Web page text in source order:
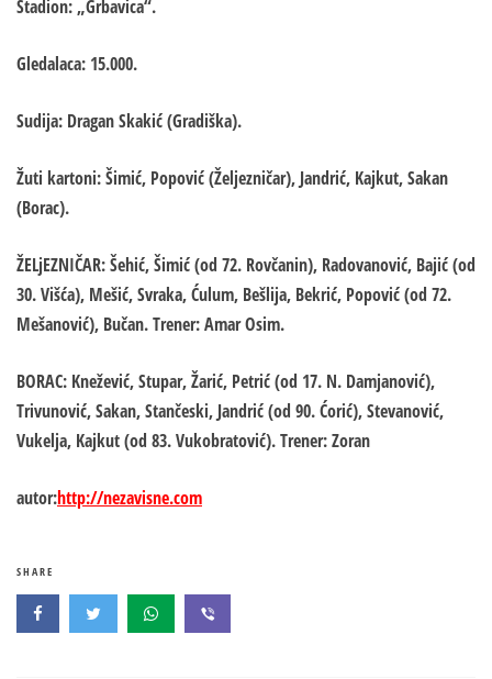
Stadion: „Grbavica“.
Gledalaca: 15.000.
Sudija: Dragan Skakić (Gradiška).
Žuti kartoni: Šimić, Popović (Željezničar), Jandrić, Kajkut, Sakan
(Borac).
ŽELjEZNIČAR: Šehić, Šimić (od 72. Rovčanin), Radovanović, Bajić (od
30. Višća), Mešić, Svraka, Ćulum, Bešlija, Bekrić, Popović (od 72.
Mešanović), Bučan. Trener: Amar Osim.
BORAC: Knežević, Stupar, Žarić, Petrić (od 17. N. Damjanović),
Trivunović, Sakan, Stančeski, Jandrić (od 90. Ćorić), Stevanović,
Vukelja, Kajkut (od 83. Vukobratović). Trener: Zoran
autor:http://nezavisne.com
SHARE